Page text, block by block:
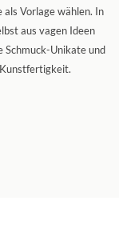
als Vorlage wählen. In
aus vagen Ideen
Schmuck-Unikate und